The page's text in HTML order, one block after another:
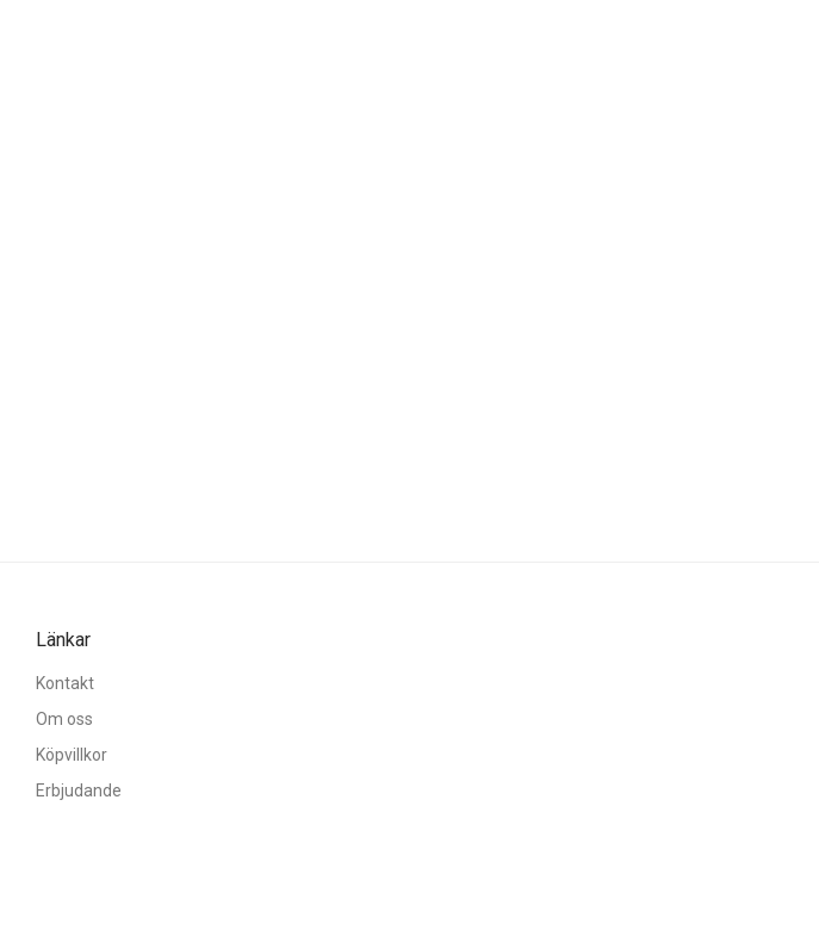
Länkar
Kontakt
Om oss
Köpvillkor
Erbjudande